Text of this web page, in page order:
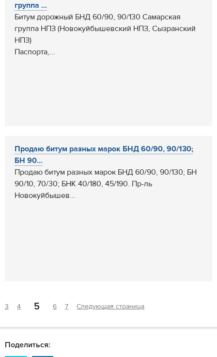
группа ...
Битум дорожный БНД 60/90, 90/130 Самарская
группа НПЗ (Новокуйбышевский НПЗ, Сызранский
НПЗ)
Паспорта,...
Продаю битум разных марок БНД 60/90, 90/130;
БН 90...
Продаю битум разных марок БНД 60/90, 90/130; БН
90/10, 70/30; БНК 40/180, 45/190. Пр-ль
Новокуйбышев...
3 4 5 6 7 Следующая страница
Поделиться: